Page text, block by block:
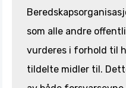
som alle andre
vurderes i forhold til
tildelte midler til.